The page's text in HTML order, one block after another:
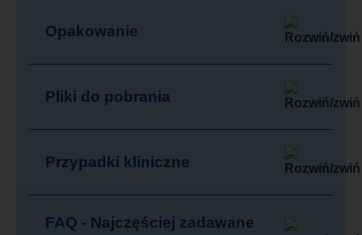
Opakowanie
Pliki do pobrania
Przypadki kliniczne
FAQ - Najczęściej zadawane